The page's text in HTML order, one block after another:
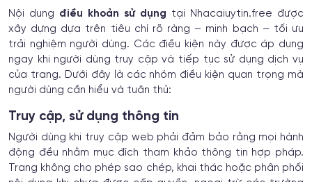
Nội dung điều khoản sử dụng tại Nhacaiuytin.free được
xây dựng dựa trên tiêu chí rõ ràng – minh bạch – tối ưu
trải nghiệm người dùng. Các điều kiện này được áp dụng
ngay khi người dùng truy cập và tiếp tục sử dụng dịch vụ
của trang. Dưới đây là các nhóm điều kiện quan trọng mà
người dùng cần hiểu và tuân thủ:
Truy cập, sử dụng thông tin
Người dùng khi truy cập web phải đảm bảo rằng mọi hành
động đều nhằm mục đích tham khảo thông tin hợp pháp.
Trang không cho phép sao chép, khai thác hoặc phân phối